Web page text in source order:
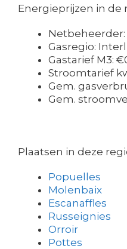
Energieprijzen in de
Gasregio:
Gastarief M3:
Stroomtarief
Gem.
Gem.
Plaatsen in deze
Popuelles
Molenbaix
Escanaffles
Russeignies
Orroir
Pottes